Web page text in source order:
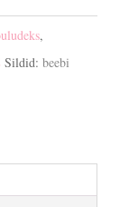
,
Sildid: beebi